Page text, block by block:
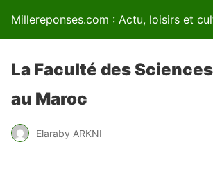
Millereponses.com : Actu, loisirs et
La Faculté des Sciences
au Maroc
Elaraby ARKNI